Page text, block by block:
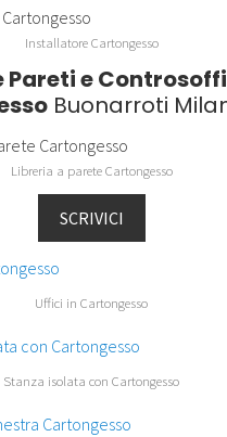
Installatore Cartongesso
Pareti e
Buonarroti
Libreria a parete Cartongesso
SCRIVICI
Uffici in Cartongesso
Stanza isolata con Cartongesso